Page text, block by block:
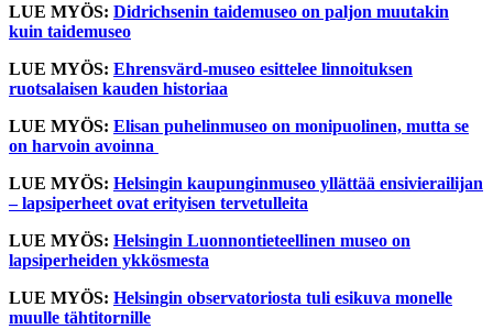
LUE MYÖS: Didrichsenin taidemuseo on paljon muutakin
kuin taidemuseo
LUE MYÖS: Ehrensvärd-museo esittelee linnoituksen
ruotsalaisen kauden historiaa
LUE MYÖS: Elisan puhelinmuseo on monipuolinen, mutta se
on harvoin avoinna
LUE MYÖS: Helsingin kaupunginmuseo yllättää ensivierailijan
– lapsiperheet ovat erityisen tervetulleita
LUE MYÖS: Helsingin Luonnontieteellinen museo on
lapsiperheiden ykkösmesta
LUE MYÖS: Helsingin observatoriosta tuli esikuva monelle
muulle tähtitornille